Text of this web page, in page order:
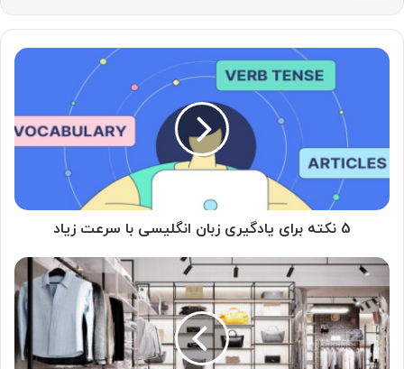
5
انگلیسی
با
زیاد
5 نکته برای یادگیری زبان انگلیسی با سرعت زیاد
اصول
طراحی
دکوراسیون
مغازه